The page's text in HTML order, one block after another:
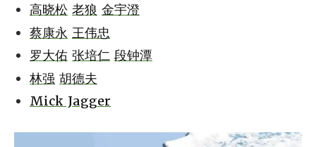
高晓松 老狼 金宇澄
蔡康永 王伟忠
罗大佑 张培仁 段钟潭
林强 胡德夫
Mick Jagger